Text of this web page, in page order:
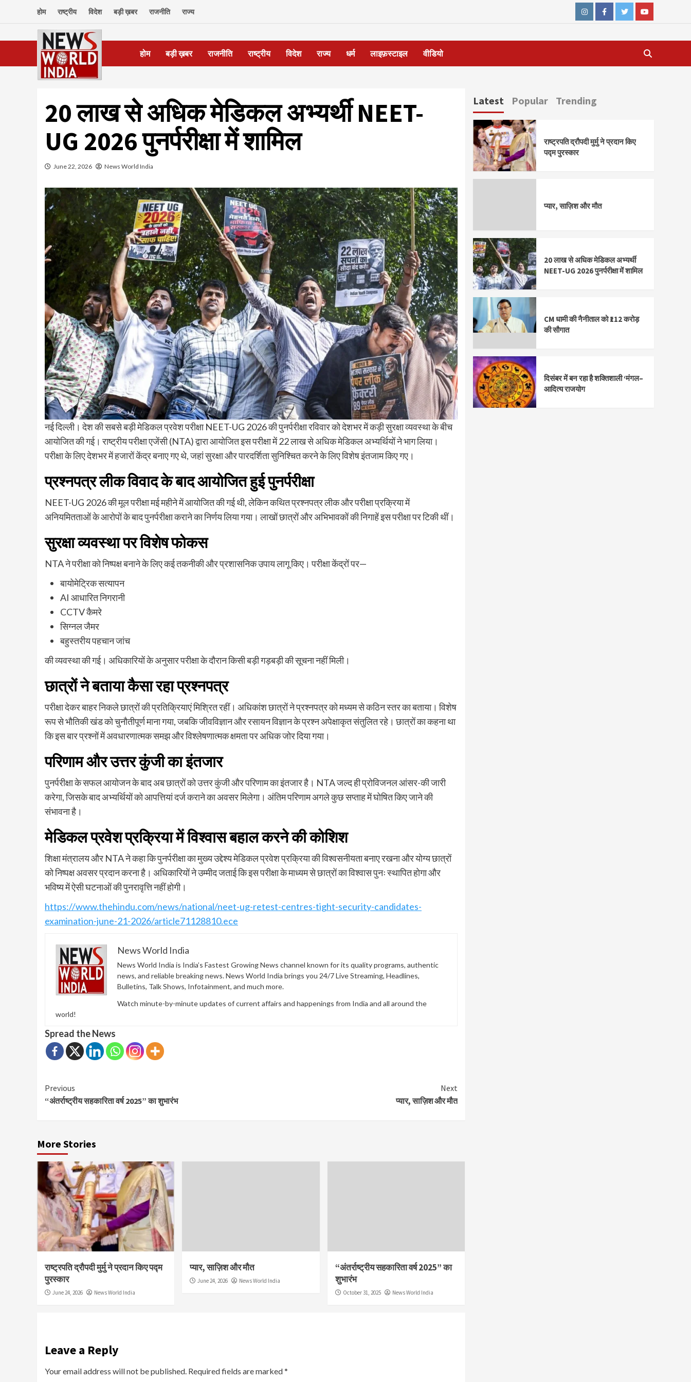
होम राष्ट्रीय विदेश बड़ी ख़बर राजनीति राज्य
InstagramFacebookTwitterYoutube
होम बड़ी ख़बर राजनीति राष्ट्रीय विदेश राज्य धर्म लाइफ़स्टाइल वीडियो
20 लाख से अधिक मेडिकल अभ्यर्थी NEET-
UG 2026 पुनर्परीक्षा में शामिल
June 22, 2026 News World India
नई दिल्ली। देश की सबसे बड़ी मेडिकल प्रवेश परीक्षा NEET-UG 2026 की पुनर्परीक्षा रविवार को देशभर में कड़ी सुरक्षा व्यवस्था के बीच
आयोजित की गई। राष्ट्रीय परीक्षा एजेंसी (NTA) द्वारा आयोजित इस परीक्षा में 22 लाख से अधिक मेडिकल अभ्यर्थियों ने भाग लिया।
परीक्षा के लिए देशभर में हजारों केंद्र बनाए गए थे, जहां सुरक्षा और पारदर्शिता सुनिश्चित करने के लिए विशेष इंतजाम किए गए।
प्रश्नपत्रलीकविवादकेबादआयोजितहुईपुनर्परीक्षा
NEET-UG 2026 की मूल परीक्षा मई महीने में आयोजित की गई थी, लेकिन कथित प्रश्नपत्र लीक और परीक्षा प्रक्रिया में
अनियमितताओं के आरोपों के बाद पुनर्परीक्षा कराने का निर्णय लिया गया। लाखों छात्रों और अभिभावकों की निगाहें इस परीक्षा पर टिकी थीं।
सुरक्षाव्यवस्थापरविशेषफोकस
NTA ने परीक्षा को निष्पक्ष बनाने के लिए कई तकनीकी और प्रशासनिक उपाय लागू किए। परीक्षा केंद्रों पर—
बायोमेट्रिक सत्यापन
AI आधारित निगरानी
CCTV कैमरे
सिग्नल जैमर
बहुस्तरीय पहचान जांच
की व्यवस्था की गई। अधिकारियों के अनुसार परीक्षा के दौरान किसी बड़ी गड़बड़ी की सूचना नहीं मिली।
छात्रोंनेबतायाकैसारहाप्रश्नपत्र
परीक्षा देकर बाहर निकले छात्रों की प्रतिक्रियाएं मिश्रित रहीं। अधिकांश छात्रों ने प्रश्नपत्र को मध्यम से कठिन स्तर का बताया। विशेष
रूप से भौतिकी खंड को चुनौतीपूर्ण माना गया, जबकि जीवविज्ञान और रसायन विज्ञान के प्रश्न अपेक्षाकृत संतुलित रहे। छात्रों का कहना था
कि इस बार प्रश्नों में अवधारणात्मक समझ और विश्लेषणात्मक क्षमता पर अधिक जोर दिया गया।
परिणामऔरउत्तरकुंजीकाइंतजार
पुनर्परीक्षा के सफल आयोजन के बाद अब छात्रों को उत्तर कुंजी और परिणाम का इंतजार है। NTA जल्द ही प्रोविजनल आंसर-की जारी
करेगा, जिसके बाद अभ्यर्थियों को आपत्तियां दर्ज कराने का अवसर मिलेगा। अंतिम परिणाम अगले कुछ सप्ताह में घोषित किए जाने की
संभावना है।
मेडिकलप्रवेशप्रक्रियामेंविश्वासबहालकरनेकीकोशिश
शिक्षा मंत्रालय और NTA ने कहा कि पुनर्परीक्षा का मुख्य उद्देश्य मेडिकल प्रवेश प्रक्रिया की विश्वसनीयता बनाए रखना और योग्य छात्रों
को निष्पक्ष अवसर प्रदान करना है। अधिकारियों ने उम्मीद जताई कि इस परीक्षा के माध्यम से छात्रों का विश्वास पुनः स्थापित होगा और
भविष्य में ऐसी घटनाओं की पुनरावृत्ति नहीं होगी।
https://www.thehindu.com/news/national/neet-ug-retest-centres-tight-security-candidates-
examination-june-21-2026/article71128810.ece
News World India
News World India is India’s Fastest Growing News channel known for its quality programs, authentic
news, and reliable breaking news. News World India brings you 24/7 Live Streaming, Headlines,
Bulletins, Talk Shows, Infotainment, and much more.
Watch minute-by-minute updates of current affairs and happenings from India and all around the
world!
Spread the News
Continue
Reading
Previous
“अंतर्राष्ट्रीय सहकारिता वर्ष 2025” का शुभारंभ
Next
प्यार, साज़िश और मौत
More Stories
राष्ट्रपति द्रौपदी मुर्मु ने प्रदान किए पद्म
पुरस्कार
June 24, 2026 News World India
प्यार, साज़िश और मौत
June 24, 2026 News World India
“अंतर्राष्ट्रीय सहकारिता वर्ष 2025” का
शुभारंभ
October 31, 2025 News World India
Leave a Reply
Your email address will not be published. Required fields are marked*
Latest Popular Trending
राष्ट्रपति द्रौपदी मुर्मु ने प्रदान किए
पद्म पुरस्कार
प्यार, साज़िश और मौत
20 लाख से अधिक मेडिकल अभ्यर्थी
NEET-UG 2026 पुनर्परीक्षा में शामिल
CM धामी की नैनीताल को ₹112 करोड़
की सौगात
दिसंबर में बन रहा है शक्तिशाली ‘मंगल–
आदित्य राजयोग